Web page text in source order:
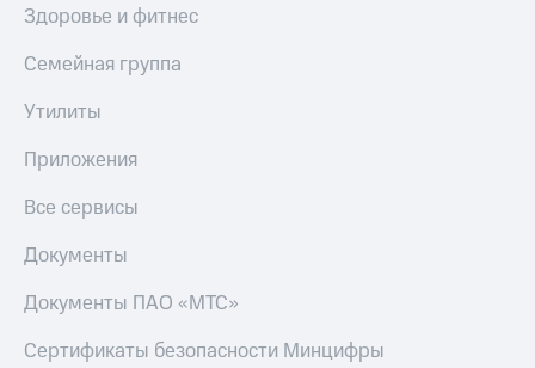
Здоровье и фитнес
Семейная группа
Утилиты
Приложения
Все сервисы
Документы
Документы ПАО «МТС»
Сертификаты безопасности Минцифры